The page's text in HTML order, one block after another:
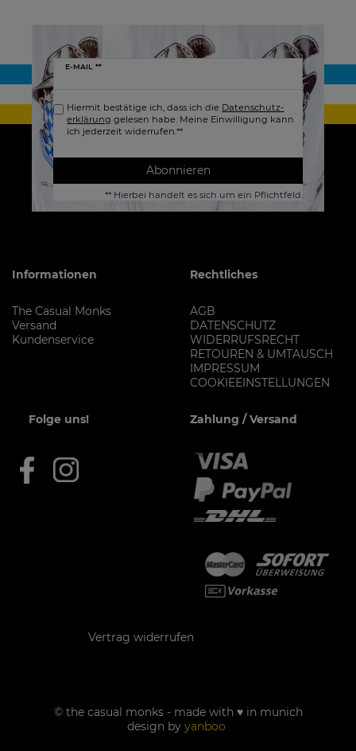
E-MAIL **
Newsletter
Honig
Hiermit bestätige ich, dass ich die Daten­schutz­
erklärung gelesen habe. Meine Einwilligung kann
ich jederzeit widerrufen.**
Abonnieren
** Hierbei handelt es sich um ein Pflichtfeld.
Informationen
The Casual Monks
Versand
Kundenservice
Rechtliches
AGB
DATENSCHUTZ
WIDERRUFSRECHT
RETOUREN & UMTAUSCH
IMPRESSUM
COOKIEEINSTELLUNGEN
Folge uns! Zahlung / Versand
Vertrag widerrufen
© the casual monks - made with ♥ in munich
design by yanboo